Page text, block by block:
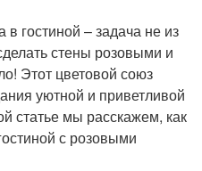
гостиной – задача не из
стены розовыми и
Этот цветовой союз
уютной и приветливой
статье мы расскажем, как
с розовыми